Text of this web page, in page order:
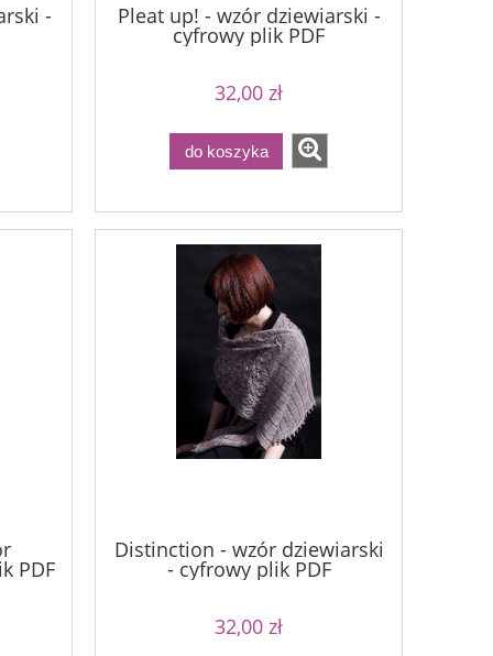
- Pleat up! - wzór dziewiarski -
cyfrowy plik PDF
32,00 zł
do koszyka
PDF
Distinction - wzór dziewiarski
- cyfrowy plik PDF
32,00 zł